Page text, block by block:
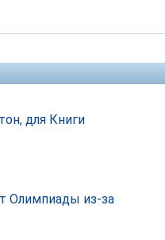
для Книги
Олимпиады из-за